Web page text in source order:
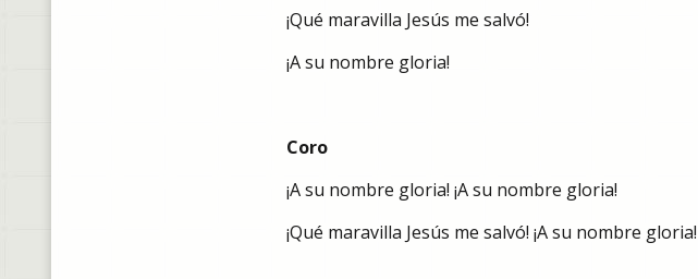
¡Qué maravilla Jesús me salvó!
¡A su nombre gloria!
Coro
¡A su nombre gloria! ¡A su nombre gloria!
¡Qué maravilla Jesús me salvó! ¡A su nombre gloria!